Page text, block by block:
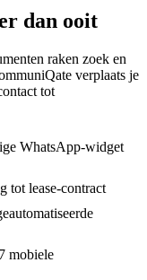
dan ooit
raken zoek en
verplaats je
tot
WhatsApp-widget
tot lease-contract
mobiele